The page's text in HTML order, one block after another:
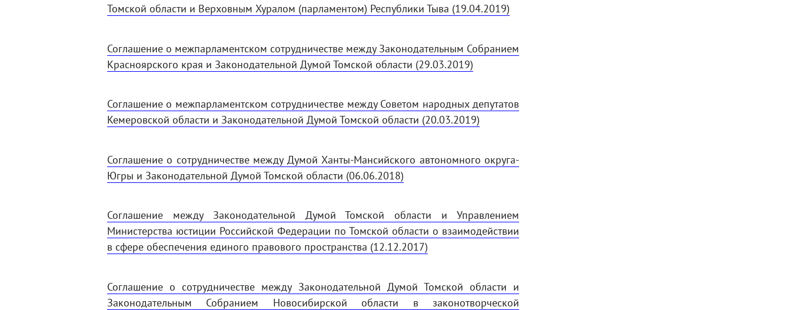
Томской области и Верховным Хуралом (парламентом) Республики Тыва (19.04.2019)
Соглашение о межпарламентском сотрудничестве между Законодательным Собранием
Красноярского края и Законодательной Думой Томской области (29.03.2019)
Соглашение о межпарламентском сотрудничестве между Советом народных депутатов
Кемеровской области и Законодательной Думой Томской области (20.03.2019)
Соглашение о сотрудничестве между Думой Ханты-Мансийского автономного округа-
Югры и Законодательной Думой Томской области (06.06.2018)
Соглашение между Законодательной Думой Томской области и Управлением
Министерства юстиции Российской Федерации по Томской области о взаимодействии
в сфере обеспечения единого правового пространства (12.12.2017)
Соглашение о сотрудничестве между Законодательной Думой Томской области и
Законодательным Собранием Новосибирской области в законотворческой